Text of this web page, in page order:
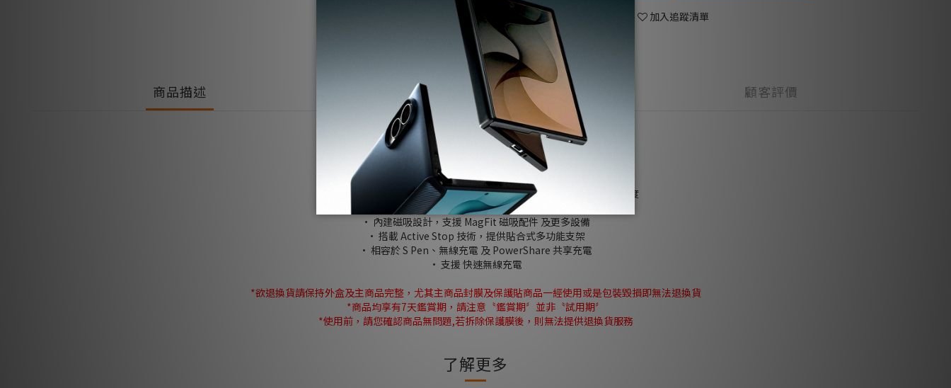
加入追蹤清單
商品描述 送貨及付款方式 顧客評價
商品描述
· 由 PC和 TPU混合製成，兼具耐用性，並注入藍色樹脂以確保長久清晰度
· 採用 Air Cushion 技術，提供軍規等級的防摔保護
· 內建磁吸設計，支援 MagFit 磁吸配件 及更多設備
· 搭載 Active Stop 技術，提供貼合式多功能支架
· 相容於 S Pen、無線充電 及 PowerShare 共享充電
· 支援 快速無線充電
*欲退換貨請保持外盒及主商品完整，尤其主商品封膜及保護貼商品一經使用或是包裝毀損即無法退換貨
*商品均享有7天鑑賞期，請注意〝鑑賞期〞並非〝試用期〞
*使用前，請您確認商品無問題,若拆除保護膜後，則無法提供退換貨服務
了解更多